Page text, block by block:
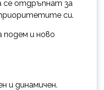
отдръпнат за
си.
подем и ново
и динамичен.